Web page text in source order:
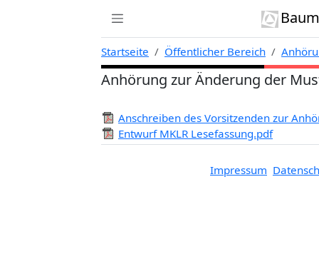
Startseite Öffentlicher Bereich
Anhörung zur Änderung der
Anschreiben des Vorsitzenden zur
Entwurf MKLR Lesefassung.pdf
Impressum